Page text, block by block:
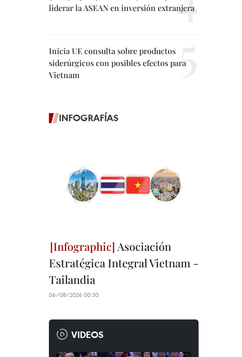
liderar la ASEAN en inversión extranjera
Inicia UE consulta sobre productos
siderúrgicos con posibles efectos para
Vietnam
INFOGRAFÍAS
Asociación
Estratégica Integral Vietnam -
Tailandia
06/08/2026 00:30
VIDEOS